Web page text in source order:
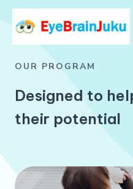
OUR PROGRAM
Designed to
their potential